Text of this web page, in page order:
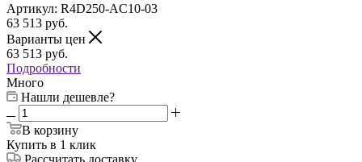
Артикул: R4D250-AC10-03
63 513 руб.
Варианты цен
63 513 руб.
Подробности
Много
Нашли дешевле?
В корзину
Купить в 1 клик
Рассчитать доставку